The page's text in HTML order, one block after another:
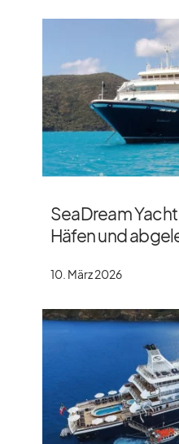
SeaDream
Häfen und
10. März 2026